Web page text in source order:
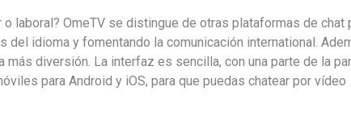
laboral? OmeTV se distingue de otras plataformas de chat
idioma y fomentando la comunicación international.
diversión. La interfaz es sencilla, con una parte de la
para Android y iOS, para que puedas chatear por vídeo